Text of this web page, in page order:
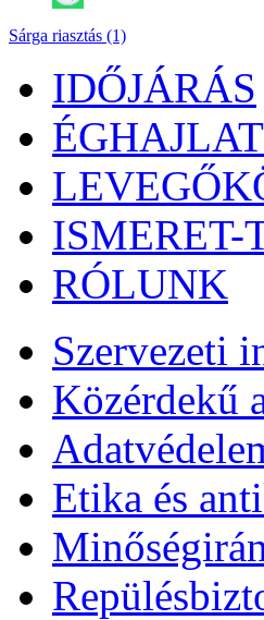
Sárga riasztás (1)
IDŐJÁRÁS
ÉGHAJLAT
ISMERET-
RÓLUNK
Szervezeti
Közérdekű
Etika és